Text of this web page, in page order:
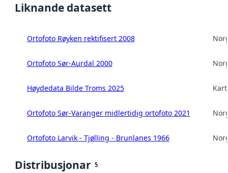
Liknande datasett
Ortofoto Røyken rektifisert 2008
Ortofoto Sør-Aurdal 2000
Høydedata Bilde Troms 2025
Ortofoto Sør-Varanger midlertidig ortofoto 2021
Ortofoto Larvik - Tjølling - Brunlanes 1966
Distribusjonar 5